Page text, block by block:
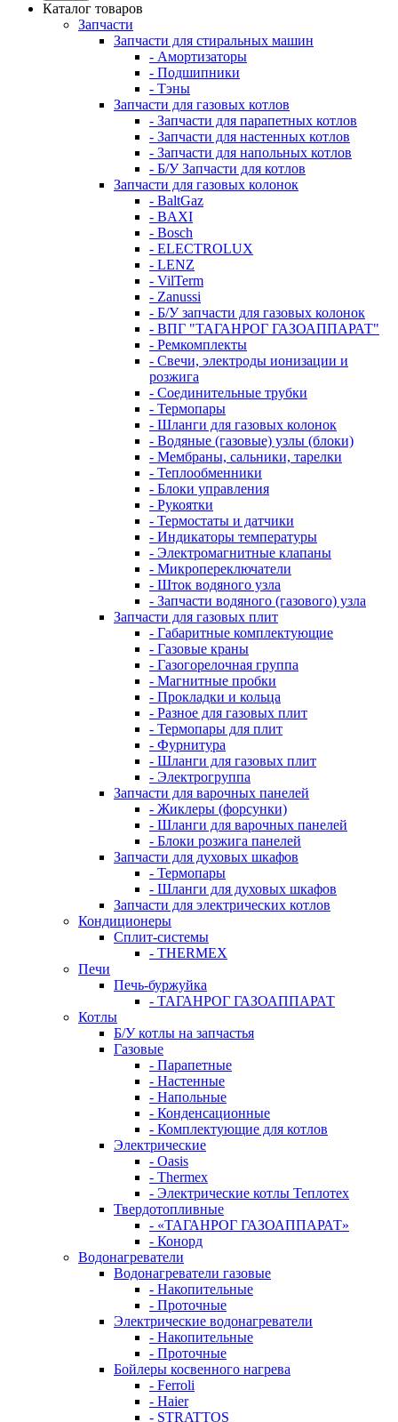
Каталог товаров
Запчасти
Запчасти для стиральных машин
- Амортизаторы
- Подшипники
- Тэны
Запчасти для газовых котлов
- Запчасти для парапетных котлов
- Запчасти для настенных котлов
- Запчасти для напольных котлов
- Б/У Запчасти для котлов
Запчасти для газовых колонок
- BaltGaz
- BAXI
- Bosch
- ELECTROLUX
- LENZ
- VilTerm
- Zanussi
- Б/У запчасти для газовых колонок
- ВПГ "ТАГАНРОГ ГАЗОАППАРАТ"
- Ремкомплекты
- Свечи, электроды ионизации и
розжига
- Соединительные трубки
- Термопары
- Шланги для газовых колонок
- Водяные (газовые) узлы (блоки)
- Мембраны, сальники, тарелки
- Теплообменники
- Блоки управления
- Рукоятки
- Термостаты и датчики
- Индикаторы температуры
- Электромагнитные клапаны
- Микропереключатели
- Шток водяного узла
- Запчасти водяного (газового) узла
Запчасти для газовых плит
- Габаритные комплектующие
- Газовые краны
- Газогорелочная группа
- Магнитные пробки
- Прокладки и кольца
- Разное для газовых плит
- Термопары для плит
- Фурнитура
- Шланги для газовых плит
- Электрогруппа
Запчасти для варочных панелей
- Жиклеры (форсунки)
- Шланги для варочных панелей
- Блоки розжига панелей
Запчасти для духовых шкафов
- Термопары
- Шланги для духовых шкафов
Запчасти для электрических котлов
Кондиционеры
Сплит-системы
- THERMEX
Печи
Печь-буржуйка
- ТАГАНРОГ ГАЗОАППАРАТ
Котлы
Б/У котлы на запчастья
Газовые
- Парапетные
- Настенные
- Напольные
- Конденсационные
- Комплектующие для котлов
Электрические
- Oasis
- Thermex
- Электрические котлы Теплотех
Твердотопливные
- «ТАГАНРОГ ГАЗОАППАРАТ»
- Конорд
Водонагреватели
Водонагреватели газовые
- Накопительные
- Проточные
Электрические водонагреватели
- Накопительные
- Проточные
Бойлеры косвенного нагрева
- Ferroli
- Haier
- STRATTOS